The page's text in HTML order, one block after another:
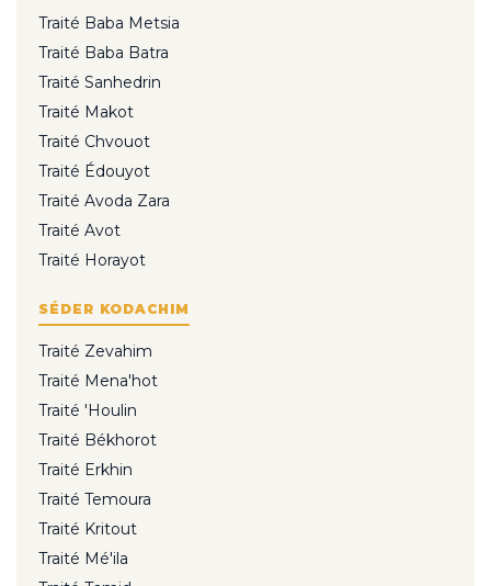
Traité Baba Metsia
Traité Baba Batra
Traité Sanhedrin
Traité Makot
Traité Chvouot
Traité Édouyot
Traité Avoda Zara
Traité Avot
Traité Horayot
SÉDER KODACHIM
Traité Zevahim
Traité Mena'hot
Traité 'Houlin
Traité Békhorot
Traité Erkhin
Traité Temoura
Traité Kritout
Traité Mé'ila